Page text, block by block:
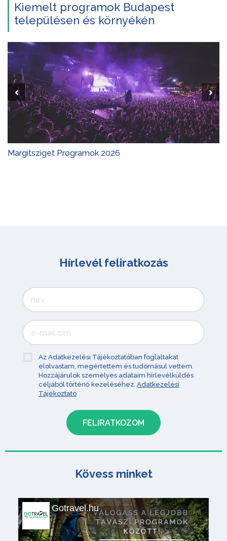
Kiemelt programok Budapest
településen és környékén
Margitsziget Programok 2026
Hírlevél feliratkozás
Az Adatkezelési Tájékoztatóban foglaltakat
elolvastam, megértettem és tudomásul vettem.
Hozzájárulok személyes adataim hírlevélküldés
céljából történő kezeléséhez. Adatkezelési
Tájékoztató
Kövess minket
Gotravel.hu